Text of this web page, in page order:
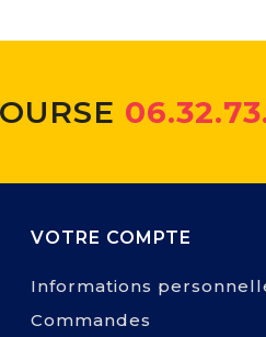
VOTRE COMPTE
Informations
Commandes